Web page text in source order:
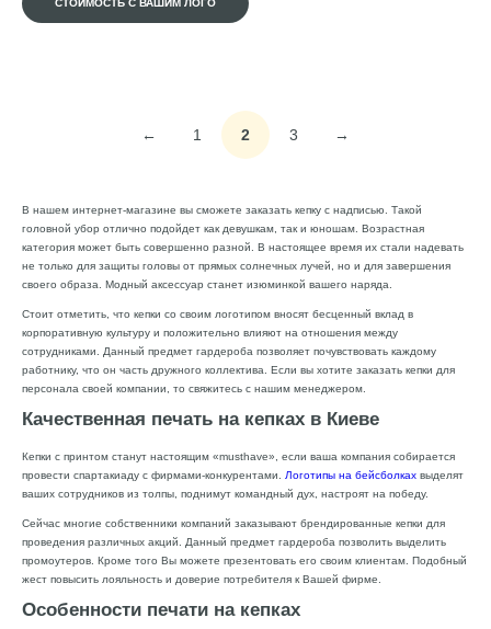
← 1 2 3 →
В нашем интернет-магазине вы сможете заказать кепку с надписью. Такой
головной убор отлично подойдет как девушкам, так и юношам. Возрастная
категория может быть совершенно разной. В настоящее время их стали надевать
не только для защиты головы от прямых солнечных лучей, но и для завершения
своего образа. Модный аксессуар станет изюминкой вашего наряда.
Стоит отметить, что кепки со своим логотипом вносят бесценный вклад в
корпоративную культуру и положительно влияют на отношения между
сотрудниками. Данный предмет гардероба позволяет почувствовать каждому
работнику, что он часть дружного коллектива. Если вы хотите заказать кепки для
персонала своей компании, то свяжитесь с нашим менеджером.
Качественная печать на кепках в Киеве
Кепки с принтом станут настоящим «musthave», если ваша компания собирается
провести спартакиаду с фирмами-конкурентами. Логотипы на бейсболках выделят
ваших сотрудников из толпы, поднимут командный дух, настроят на победу.
Сейчас многие собственники компаний заказывают брендированные кепки для
проведения различных акций. Данный предмет гардероба позволить выделить
промоутеров. Кроме того Вы можете презентовать его своим клиентам. Подобный
жест повысить лояльность и доверие потребителя к Вашей фирме.
Особенности печати на кепках